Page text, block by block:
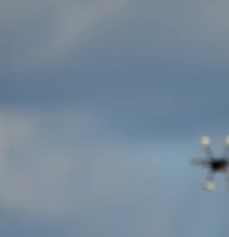
sản xuất thép ở Salzgitter,
giá và các biện pháp